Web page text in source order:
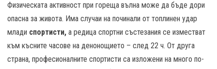
Физическата активност при гореща вълна може да бъде дори
опасна за живота. Има случаи на починали от топлинен удар
млади спортисти, а редица спортни състезания се изместват
към късните часове на денонощието – след 22 ч. От друга
страна, професионалните спортисти са изложени на много по-